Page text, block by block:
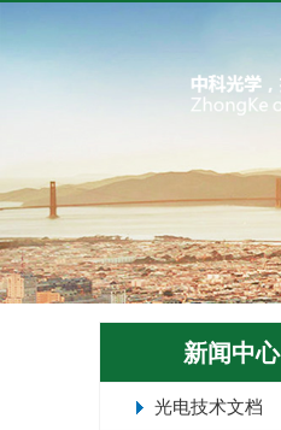
新闻中心
光电技术文档